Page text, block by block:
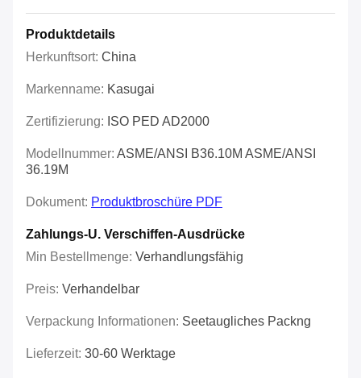
Produktdetails
Herkunftsort: China
Markenname: Kasugai
Zertifizierung: ISO PED AD2000
Modellnummer: ASME/ANSI B36.10M ASME/ANSI
36.19M
Dokument: Produktbroschüre PDF
Zahlungs-U. Verschiffen-Ausdrücke
Min Bestellmenge: Verhandlungsfähig
Preis: Verhandelbar
Verpackung Informationen: Seetaugliches Packng
Lieferzeit: 30-60 Werktage